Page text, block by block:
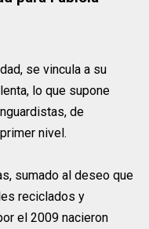
se vincula a su
lo que supone
de
nivel.
sumado al deseo que
reciclados y
el 2009 nacieron